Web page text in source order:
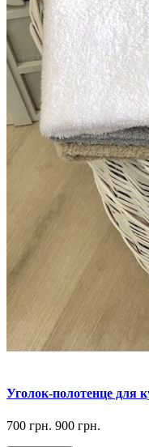
Уголок-полотенце
700 грн. 900 грн.